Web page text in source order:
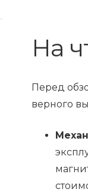
На
Перед
верного